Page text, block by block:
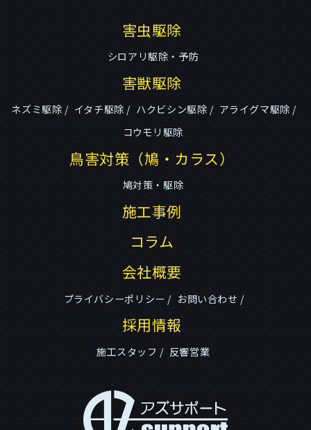
害虫駆除
シロアリ駆除・予防
害獣駆除
ネズミ駆除 イタチ駆除 ハクビシン駆除
アライグマ駆除
コウモリ駆除
鳥害対策（鳩・カラス）
鳩対策・駆除
施工事例
コラム
会社概要
プライバシーポリシー お問い合わせ
採用情報
施工スタッフ 反響営業